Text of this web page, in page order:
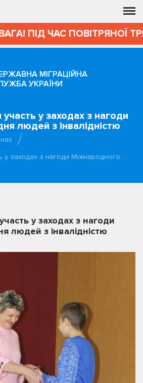
ПІД ЧАС ПОВІТРЯНОЇ
МІГРАЦІЙНА
УКРАЇНИ
у заходах з нагоди
людей з інвалідністю
у заходах з нагоди Міжнародного…
у заходах з нагоди
людей з інвалідністю